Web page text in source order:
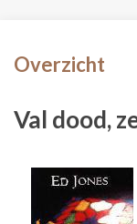
Overzicht
Val dood,